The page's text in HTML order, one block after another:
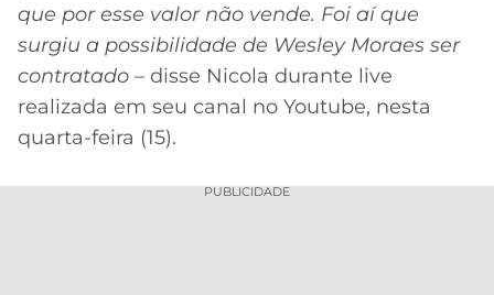
que por esse valor não vende. Foi aí que
surgiu a possibilidade de Wesley Moraes ser
contratado – disse Nicola durante live
realizada em seu canal no Youtube, nesta
quarta-feira (15).
PUBLICIDADE